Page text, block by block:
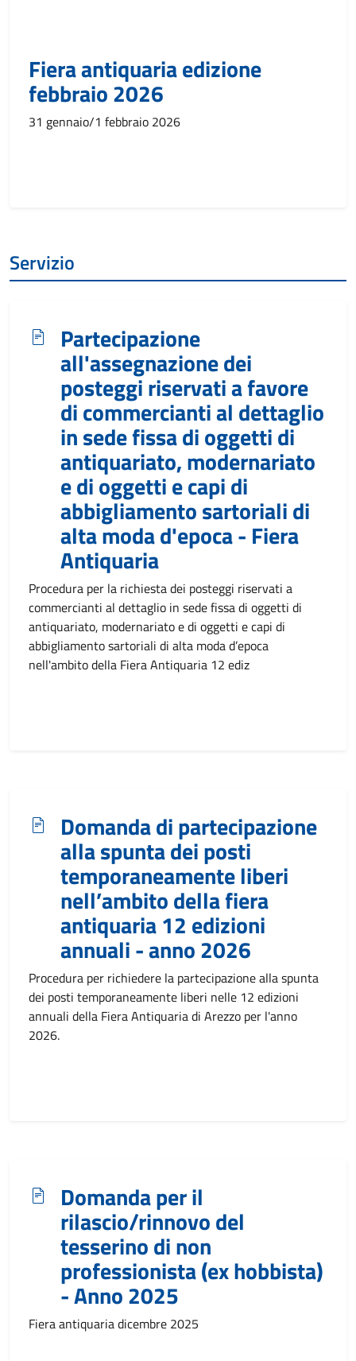
Fiera antiquaria edizione
febbraio 2026
31 gennaio/1 febbraio 2026
Servizio
Partecipazione
all'assegnazione dei
posteggi riservati a favore
di commercianti al dettaglio
in sede fissa di oggetti di
antiquariato, modernariato
e di oggetti e capi di
abbigliamento sartoriali di
alta moda d'epoca - Fiera
Antiquaria
Procedura per la richiesta dei posteggi riservati a
commercianti al dettaglio in sede fissa di oggetti di
antiquariato, modernariato e di oggetti e capi di
abbigliamento sartoriali di alta moda d’epoca
nell'ambito della Fiera Antiquaria 12 ediz
Domanda di partecipazione
alla spunta dei posti
temporaneamente liberi
nell’ambito della fiera
antiquaria 12 edizioni
annuali - anno 2026
Procedura per richiedere la partecipazione alla spunta
dei posti temporaneamente liberi nelle 12 edizioni
annuali della Fiera Antiquaria di Arezzo per l'anno
2026.
Domanda per il
rilascio/rinnovo del
tesserino di non
professionista (ex hobbista)
- Anno 2025
Fiera antiquaria dicembre 2025